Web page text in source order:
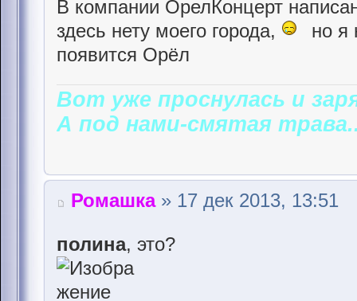
В компании ОрелКонцерт
здесь нету моего города,
но я
появится Орёл
Вот уже проснулась и
А под нами-смятая
Ромашка» 17 дек 2013, 13:51
полина, это?